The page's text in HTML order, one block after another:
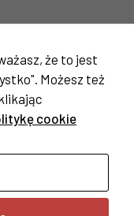
że to jest
Możesz też
cookie
cookie
Są
potrzebne